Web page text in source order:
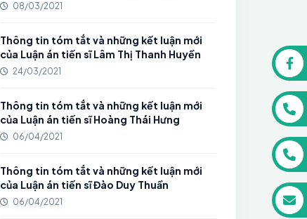
08/03/2021
Thông tin tóm tắt và những kết luận mới
của Luận án tiến sĩ Lâm Thị Thanh Huyền
24/03/2021
Thông tin tóm tắt và những kết luận mới
của Luận án tiến sĩ Hoàng Thái Hưng
06/04/2021
Thông tin tóm tắt và những kết luận mới
của Luận án tiến sĩ Đào Duy Thuần
06/04/2021